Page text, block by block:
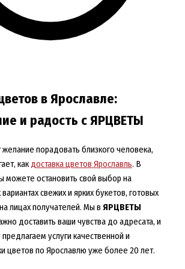
в Ярославле:
и радость с ЯРЦВЕТЫ
желание порадовать близкого человека,
какдоставка цветов Ярославль. В
можете остановить свой выбор на
свежих и ярких букетов, готовых
лицах получателей. Мы в ЯРЦВЕТЫ
доставить ваши чувства до адресата, и
услуги качественной и
цветов по Ярославлю уже более 20 лет.